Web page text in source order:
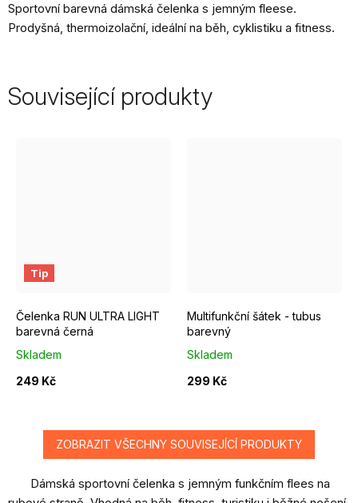
Sportovní barevná dámská čelenka s jemným fleese.
Prodyšná, thermoizolační, ideální na běh, cyklistiku a fitness.
Související produkty
Tip
Čelenka RUN ULTRA LIGHT
barevná černá
Skladem
249 Kč
Multifunkční šátek - tubus
barevný
Skladem
299 Kč
ZOBRAZIT VŠECHNY SOUVISEJÍCÍ PRODUKTY
Dámská sportovní čelenka s jemným funkčním flees na